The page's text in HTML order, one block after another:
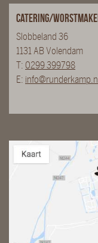
Catering/
Slobbeland 36
1131 AB Volendam
T: 0299 399798
E: info@runderkamp.nl